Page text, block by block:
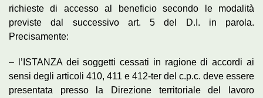
richieste di accesso al beneficio secondo le modalità
previste dal successivo art. 5 del D.I. in parola.
Precisamente:
– l’ISTANZA dei soggetti cessati in ragione di accordi ai
sensi degli articoli 410, 411 e 412-ter del c.p.c. deve essere
presentata presso la Direzione territoriale del lavoro